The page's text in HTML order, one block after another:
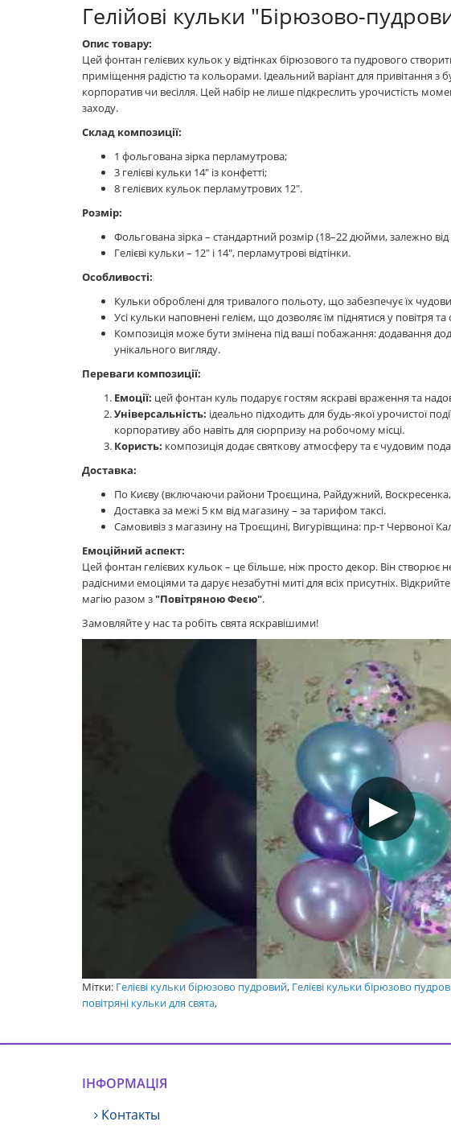
Гелійові кульки "Бірюзово-
Опис товару:
Цей фонтан гелієвих кульок у відтінках бірюзового та пудрового
приміщення радістю та кольорами. Ідеальний варіант для привітання
корпоратив чи весілля. Цей набір не лише підкреслить урочистість
заходу.
Склад композиції:
1 фольгована зірка перламутрова;
3 гелієві кульки 14" із конфетті;
8 гелієвих кульок перламутрових 12".
Розмір:
Фольгована зірка – стандартний розмір (18–22 дюйми, залежно
Гелієві кульки – 12" і 14", перламутрові відтінки.
Особливості:
Кульки оброблені для тривалого польоту, що забезпечує їх
Усі кульки наповнені гелієм, що дозволяє їм піднятися у повітря
Композиція може бути змінена під ваші побажання: додавання
унікального вигляду.
Переваги композиції:
Емоції: цей фонтан куль подарує гостям яскраві враження та
Універсальність: ідеально підходить для будь-якої урочистої
корпоративу або навіть для сюрпризу на робочому місці.
Користь: композиція додає святкову атмосферу та є чудовим
Доставка:
По Києву (включаючи райони Троєщина, Райдужний, Воскресенка,
Доставка за межі 5 км від магазину – за тарифом таксі.
Самовивіз з магазину на Троєщині, Вигурівщина: пр-т Червоної
Емоційний аспект:
Цей фонтан гелієвих кульок – це більше, ніж просто декор. Він створює
радісними емоціями та дарує незабутні миті для всіх присутніх.
магію разом з"Повітряною Феєю".
Замовляйте у нас та робіть свята яскравішими!
Мітки: Гелієві кульки бірюзово пудровий, Гелієві кульки бірюзово
повітряні кульки для свята,
ІНФОРМАЦІЯ
Контакты